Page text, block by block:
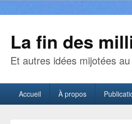
La fin des
Et autres idées mijotées
principalAccueil À propos